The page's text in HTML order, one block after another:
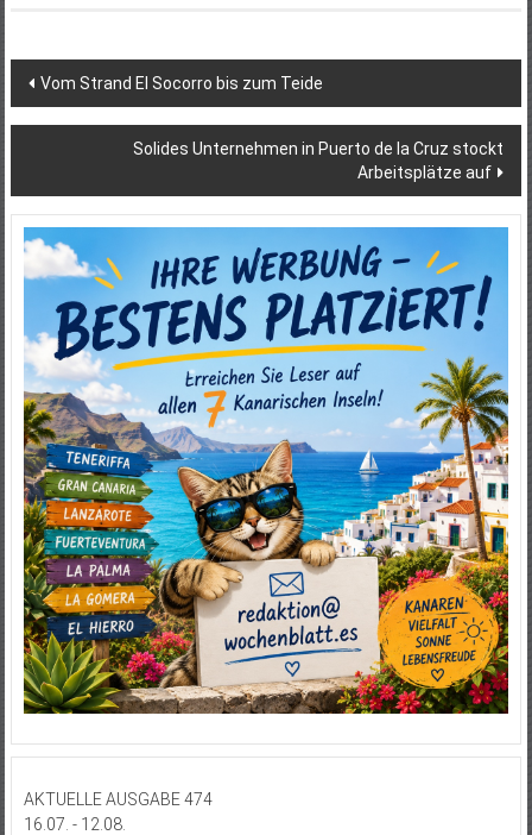
Beitragsnavigation
Vom Strand El Socorro bis zum Teide
Solides Unternehmen in Puerto de la Cruz stockt
Arbeitsplätze auf
AKTUELLE AUSGABE 474
16.07. - 12.08.